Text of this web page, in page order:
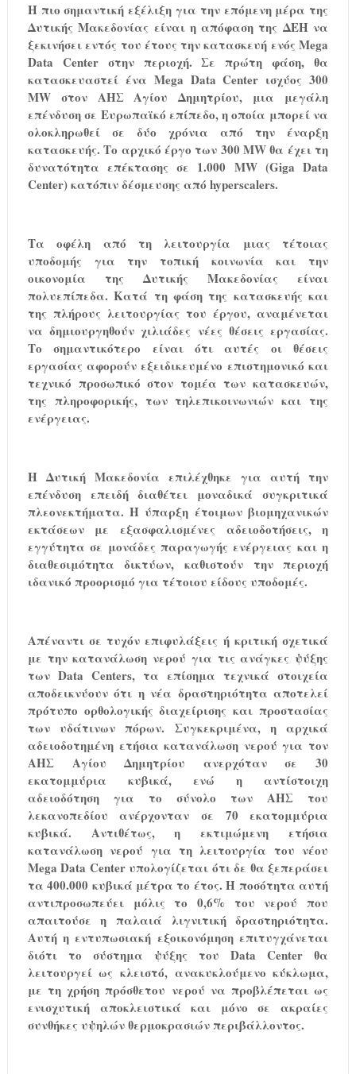
Η πιο σημαντική εξέλιξη για την επόμενη μέρα της
Δυτικής Μακεδονίας είναι η απόφαση της ΔΕΗ να
ξεκινήσει εντός του έτους την κατασκευή ενόςMega
Data Centerστην περιοχή. Σε πρώτη φάση, θα
κατασκευαστεί ένα Mega Data Center ισχύος 300
MWστον ΑΗΣ Αγίου Δημητρίου, μια μεγάλη
επένδυση σε Ευρωπαϊκό επίπεδο, η οποία μπορεί να
ολοκληρωθεί σε δύο χρόνια από την έναρξη
κατασκευής. Το αρχικό έργο των 300MWθα έχει τη
δυνατότητα επέκτασης σε 1.000 MW(Giga Data
Center) κατόπιν δέσμευσης από hyperscalers.
Τα οφέλη από τη λειτουργία μιας τέτοιας
υποδομής για την τοπική κοινωνία και την
οικονομία της Δυτικής Μακεδονίας είναι
πολυεπίπεδα. Κατά τη φάση της κατασκευής και
της πλήρους λειτουργίας του έργου, αναμένεται
να δημιουργηθούν χιλιάδες νέες θέσεις εργασίας.
Το σημαντικότερο είναι ότι αυτές οι θέσεις
εργασίας αφορούν εξειδικευμένο επιστημονικό και
τεχνικό προσωπικό στον τομέα των κατασκευών,
της πληροφορικής, των τηλεπικοινωνιών και της
ενέργειας.
Η Δυτική Μακεδονία επιλέχθηκε για αυτή την
επένδυση επειδή διαθέτει μοναδικά συγκριτικά
πλεονεκτήματα. Η ύπαρξη έτοιμων βιομηχανικών
εκτάσεων με εξασφαλισμένες αδειοδοτήσεις, η
εγγύτητα σε μονάδες παραγωγής ενέργειας και η
διαθεσιμότητα δικτύων, καθιστούν την περιοχή
ιδανικό προορισμό για τέτοιου είδους υποδομές.
Απέναντι σε τυχόν επιφυλάξεις ή κριτική σχετικά
με την κατανάλωση νερού για τις ανάγκες ψύξης
των Data Centers, τα επίσημα τεχνικά στοιχεία
αποδεικνύουν ότι η νέα δραστηριότητα αποτελεί
πρότυπο ορθολογικής διαχείρισης και προστασίας
των υδάτινων πόρων. Συγκεκριμένα, η αρχικά
αδειοδοτημένη ετήσια κατανάλωση νερού για τον
ΑΗΣ Αγίου Δημητρίου ανερχόταν σε 30
εκατομμύρια κυβικά, ενώ η αντίστοιχη
αδειοδότηση για το σύνολο των ΑΗΣ του
λεκανοπεδίου ανέρχονταν σε 70 εκατομμύρια
κυβικά. Αντιθέτως, η εκτιμώμενη ετήσια
κατανάλωση νερού για τη λειτουργία του νέου
Mega Data Center υπολογίζεται ότι δε θα ξεπεράσει
τα 400.000 κυβικά μέτρα το έτος. Η ποσότητα αυτή
αντιπροσωπεύει μόλις το 0,6% του νερού που
απαιτούσε η παλαιά λιγνιτική δραστηριότητα.
Αυτή η εντυπωσιακή εξοικονόμηση επιτυγχάνεται
διότι το σύστημα ψύξης τουData Center θα
λειτουργεί ως κλειστό, ανακυκλούμενο κύκλωμα,
με τη χρήση πρόσθετου νερού να προβλέπεται ως
ενισχυτική αποκλειστικά και μόνο σε ακραίες
συνθήκες υψηλών θερμοκρασιών περιβάλλοντος.